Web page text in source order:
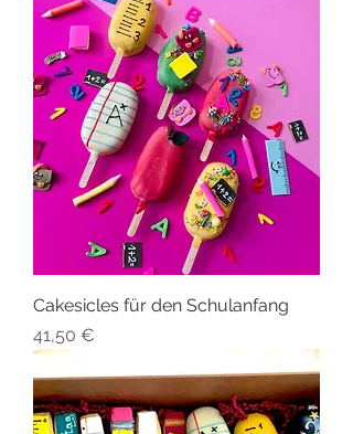
Cakesicles für den Schulanfang
Preis
41,50 €